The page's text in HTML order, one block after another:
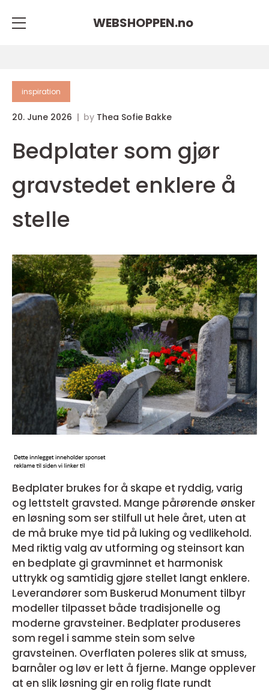
WEBSHOPPEN.no
inspiration
20. June 2026 by Thea Sofie Bakke
Bedplater som gjør
gravstedet enklere å
stelle
Bedplater brukes for å skape et ryddig, varig
og lettstelt gravsted. Mange pårørende ønsker
en løsning som ser stilfull ut hele året, uten at
de må bruke mye tid på luking og vedlikehold.
Med riktig valg av utforming og steinsort kan
en bedplate gi gravminnet et harmonisk
uttrykk og samtidig gjøre stellet langt enklere.
Leverandører som Buskerud Monument tilbyr
modeller tilpasset både tradisjonelle og
moderne gravsteiner. Bedplater produseres
som regel i samme stein som selve
gravsteinen. Overflaten poleres slik at smuss,
barnåler og løv er lett å fjerne. Mange opplever
at en slik løsning gir en rolig flate rundt